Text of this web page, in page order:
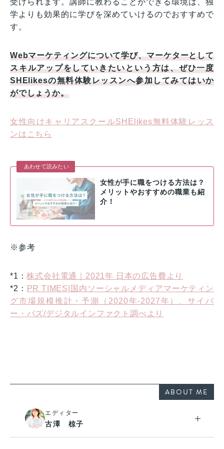
受けられます。講師に教わることができる環境は、独
学よりも効果的に学びを深めていけるのでおすすめで
す。
Webマーケティングについて学び、マーケターとして
スキルアップをしていきたいという方は、ぜひ一度
SHElikesの無料体験レッスンへ参加してみてはいか
がでしょうか。
女性向けキャリアスクールSHElikes無料体験レッス
ンはこちら
あわせて読みたい
女性が手に職をつける方法は？
メリットやおすすめの職業も紹
介！
※参考
*1：株式会社電通｜2021年 日本の広告費より
*2：
PR TIMES|国内ソーシャルメディアマーケティン
グ市場規模推計・予測（2020年-2027年）、サイバ
ー・バズ/デジタルインファクト調べより
ABOUT ME
エディター
古澤 椋子